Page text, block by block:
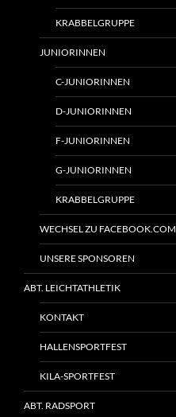
KRABBELGRUPPE
JUNIORINNEN
C-JUNIORINNEN
D-JUNIORINNEN
F-JUNIORINNEN
G-JUNIORINNEN
KRABBELGRUPPE
WECHSEL ZU FACEBOOK.COM
UNSERE SPONSOREN
ABT. LEICHTATHLETIK
KONTAKT
HALLENSPORTFEST
KILA-SPORTFEST
ABT. RADSPORT